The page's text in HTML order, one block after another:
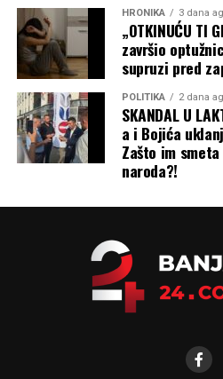
Na kraju, Stanišić je pozvao na
bi Bijeljina postala moderan i
centar.
„Zato neka
bude prilika da
podsjetimo na
koje nas
odgovornost da
gradimo
zaslužujemo –
modernu,
otvorenu prema
HRONIKA 3 dana
„OTKINUĆU TI
završio
supruzi pred
POLITIKA 2 dana
SKANDAL U
a i Bojića
Zašto im
naroda?!